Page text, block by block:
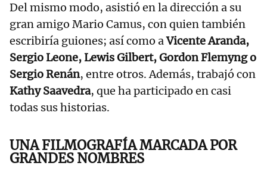
Del mismo modo, asistió en la dirección a su
gran amigo Mario Camus, con quien también
escribiría guiones; así como aVicente Aranda,
Sergio Leone, Lewis Gilbert, Gordon Flemyng o
Sergio Renán, entre otros. Además, trabajó con
Kathy Saavedra, que ha participado en casi
todas sus historias.
UNA FILMOGRAFÍA MARCADA POR
GRANDES NOMBRES